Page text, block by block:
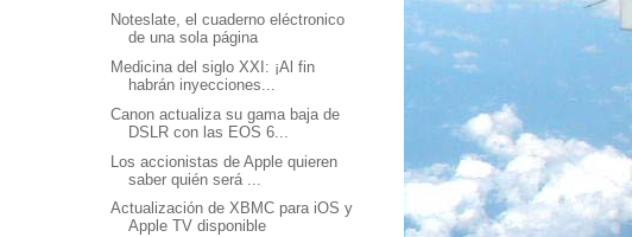
Noteslate, el cuaderno eléctronico
de una sola página
Medicina del siglo XXI: ¡Al fin
habrán inyecciones...
Canon actualiza su gama baja de
DSLR con las EOS 6...
Los accionistas de Apple quieren
saber quién será ...
Actualización de XBMC para iOS y
Apple TV disponible